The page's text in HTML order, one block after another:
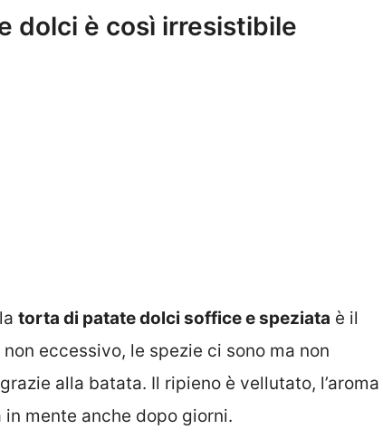
dolci è così irresistibile
torta di patate dolci soffice e speziata è il
eccessivo, le spezie ci sono ma non
alla batata. Il ripieno è vellutato, l’aroma
mente anche dopo giorni.